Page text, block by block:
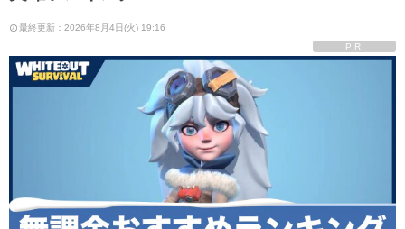
最終更新：2026年8月4日(火) 19:16
PR